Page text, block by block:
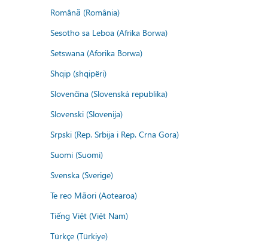
Română (România)
Sesotho sa Leboa (Afrika Borwa)
Setswana (Aforika Borwa)
Shqip (shqipëri)
Slovenčina (Slovenská republika)
Slovenski (Slovenija)
Srpski (Rep. Srbija i Rep. Crna Gora)
Suomi (Suomi)
Svenska (Sverige)
Te reo Māori (Aotearoa)
Tiếng Việt (Việt Nam)
Türkçe (Türkiye)